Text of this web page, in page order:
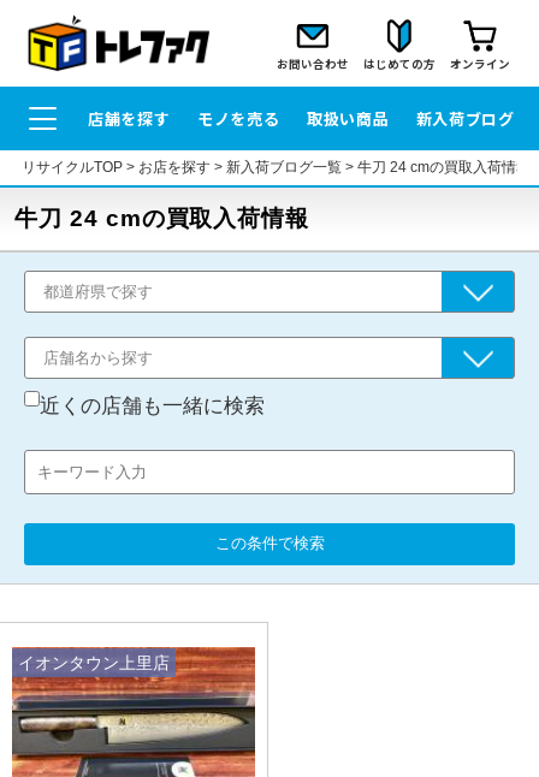
お問い合わせ はじめての方 オンライン
店舗を探す モノを売る 取扱い商品 新入荷ブログ
リサイクルTOP> お店を探す> 新入荷ブログ一覧> 牛刀 24 cmの買取入荷情報
牛刀 24 cmの買取入荷情報
近くの店舗も一緒に検索
この条件で検索
イオンタウン上里店